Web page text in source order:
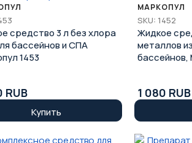
средство 3 л без хлора
бассейнов и СПА
1453
RUB
Купить
МАРКОПУЛ
SKU: 1452
Жидкое
металлов
бассейнов,
1 080 RUB